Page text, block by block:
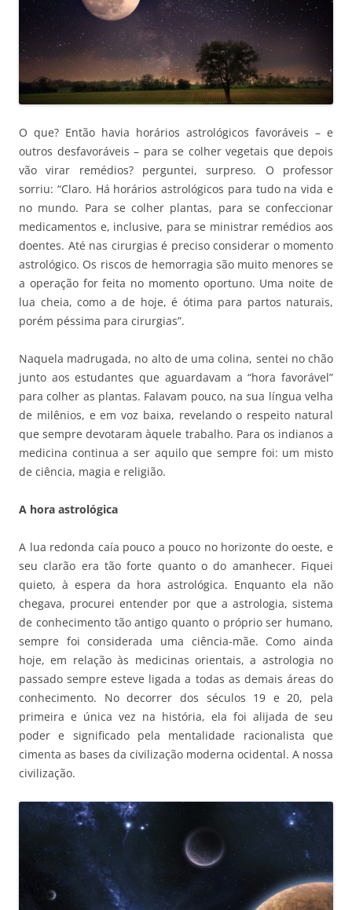
O que? Então havia horários astrológicos favoráveis – e
outros desfavoráveis – para se colher vegetais que depois
vão virar remédios? perguntei, surpreso. O professor
sorriu: “Claro. Há horários astrológicos para tudo na vida e
no mundo. Para se colher plantas, para se confeccionar
medicamentos e, inclusive, para se ministrar remédios aos
doentes. Até nas cirurgias é preciso considerar o momento
astrológico. Os riscos de hemorragia são muito menores se
a operação for feita no momento oportuno. Uma noite de
lua cheia, como a de hoje, é ótima para partos naturais,
porém péssima para cirurgias”.
Naquela madrugada, no alto de uma colina, sentei no chão
junto aos estudantes que aguardavam a “hora favorável”
para colher as plantas. Falavam pouco, na sua língua velha
de milênios, e em voz baixa, revelando o respeito natural
que sempre devotaram àquele trabalho. Para os indianos a
medicina continua a ser aquilo que sempre foi: um misto
de ciência, magia e religião.
A hora astrológica
A lua redonda caía pouco a pouco no horizonte do oeste, e
seu clarão era tão forte quanto o do amanhecer. Fiquei
quieto, à espera da hora astrológica. Enquanto ela não
chegava, procurei entender por que a astrologia, sistema
de conhecimento tão antigo quanto o próprio ser humano,
sempre foi considerada uma ciência-mãe. Como ainda
hoje, em relação às medicinas orientais, a astrologia no
passado sempre esteve ligada a todas as demais áreas do
conhecimento. No decorrer dos séculos 19 e 20, pela
primeira e única vez na história, ela foi alijada de seu
poder e significado pela mentalidade racionalista que
cimenta as bases da civilização moderna ocidental. A nossa
civilização.